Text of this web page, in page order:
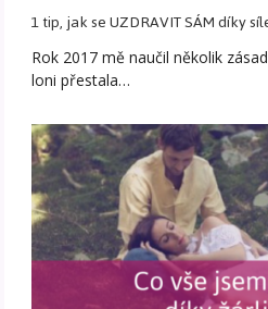
1 tip, jak se UZDRAVIT SÁM díky
Rok 2017 mě naučil několik
loni přestala…